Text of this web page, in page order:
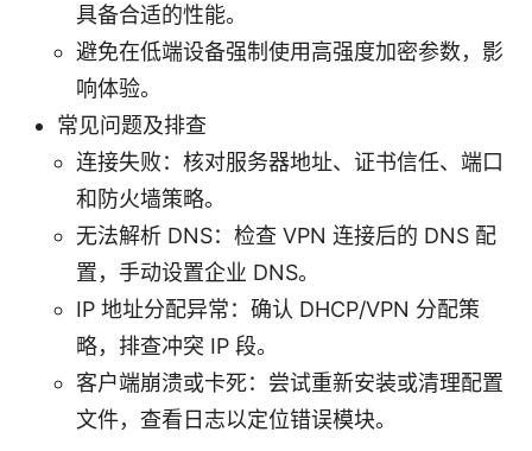
具备合适的性能。
避免在低端设备强制使用高强度加密参数，影
响体验。
常见问题及排查
连接失败：核对服务器地址、证书信任、端口
和防火墙策略。
无法解析 DNS：检查 VPN 连接后的 DNS 配
置，手动设置企业 DNS。
IP 地址分配异常：确认 DHCP/VPN 分配策
略，排查冲突 IP 段。
客户端崩溃或卡死：尝试重新安装或清理配置
文件，查看日志以定位错误模块。